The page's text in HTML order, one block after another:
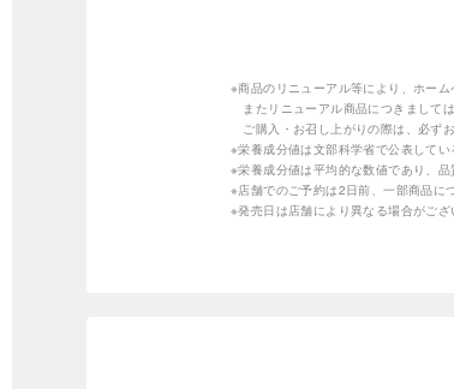
※商品のリニューアル等により、ホー
またリニューアル商品につきまして
ご購入・お召し上がりの際は、必ず
※栄養成分値は文部科学省で公表して
※栄養成分値は平均的な数値であり、
※店舗でのご予約は2日前、一部商品に
※発売日は店舗により異なる場合がござ